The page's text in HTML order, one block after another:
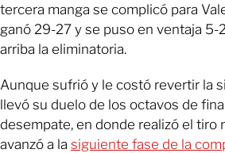
tercera manga se complicó para
ganó 29-27 y se puso en ventaja 5-
arriba la eliminatoria.
Aunque sufrió y le costó revertir la
llevó su duelo de los octavos de
desempate, en donde realizó el tiro
avanzó a la siguiente fase de la